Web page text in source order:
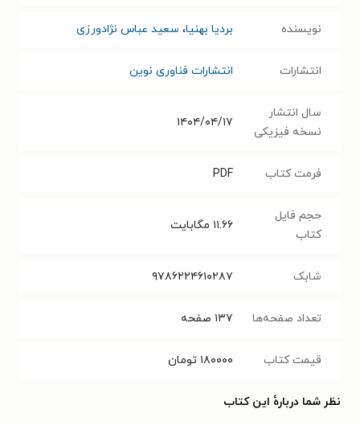
نویسنده بردیا بهنیا، سعید عباس نژادورزی
انتشارات انتشارات فناوری نوین
سال انتشار
نسخه فیزیکی
۱۴۰۴/۰۴/۱۷
فرمت کتاب PDF
حجم فایل
کتاب
۱۱.۶۶ مگابایت
شابک ۹۷۸۶۲۲۴۶۱۰۲۸۷
تعداد صفحه‌ها ۱۳۷ صفحه
قیمت کتاب ۱۸۰۰۰۰ تومان
نظر شما دربارهٔ این کتاب